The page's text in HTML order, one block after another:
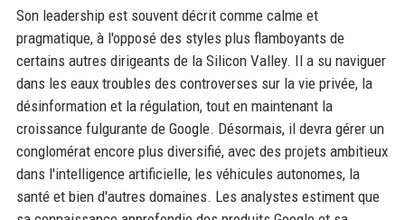
Son leadership est souvent décrit comme calme et
pragmatique, à l'opposé des styles plus flamboyants de
certains autres dirigeants de la Silicon Valley. Il a su naviguer
dans les eaux troubles des controverses sur la vie privée, la
désinformation et la régulation, tout en maintenant la
croissance fulgurante de Google. Désormais, il devra gérer un
conglomérat encore plus diversifié, avec des projets ambitieux
dans l'intelligence artificielle, les véhicules autonomes, la
santé et bien d'autres domaines. Les analystes estiment que